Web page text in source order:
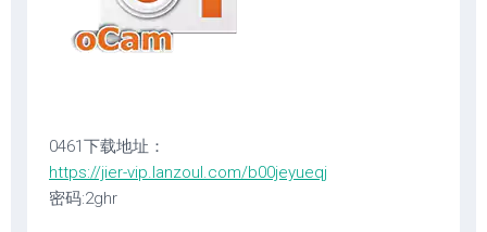
0461下载地址：
https://jier-vip.lanzoul.com/b00jeyueqj
密码:2ghr